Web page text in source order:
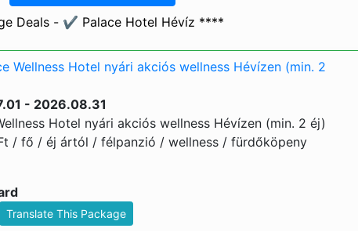
Deals - ✔️ Palace Hotel Hévíz ****
Wellness Hotel nyári akciós wellness Hévízen (min. 2
- 2026.08.31
Hotel nyári akciós wellness Hévízen (min. 2 éj)
/ fő / éj ártól / félpanzió / wellness / fürdőköpeny
Translate This Package